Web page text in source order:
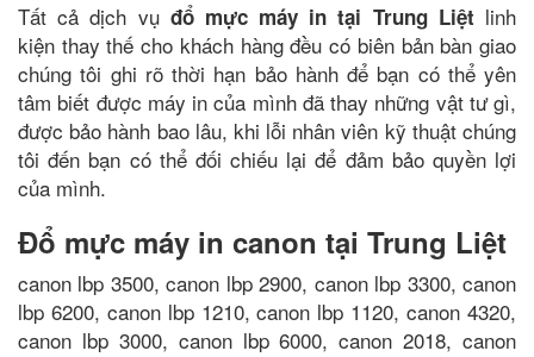
Tất cả dịch vụ đổ mực máy in tại Trung Liệt linh
kiện thay thế cho khách hàng đều có biên bản bàn giao
chúng tôi ghi rõ thời hạn bảo hành để bạn có thể yên
tâm biết được máy in của mình đã thay những vật tư gì,
được bảo hành bao lâu, khi lỗi nhân viên kỹ thuật chúng
tôi đến bạn có thể đối chiếu lại để đảm bảo quyền lợi
của mình.
Đổ mực máy in canon tại Trung Liệt
canon lbp 3500, canon lbp 2900, canon lbp 3300, canon
lbp 6200, canon lbp 1210, canon lbp 1120, canon 4320,
canon lbp 3000, canon lbp 6000, canon 2018, canon